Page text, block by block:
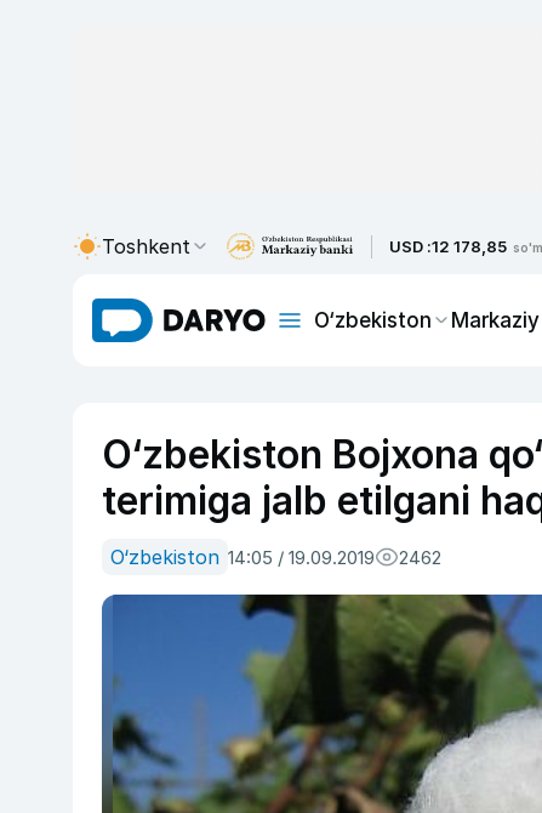
Toshkent USD :12 178,85 so'm
O‘zbekiston
O‘zbekiston Bojxona
terimiga jalb etilgani
O‘zbekiston 14:05 / 19.09.2019 2462